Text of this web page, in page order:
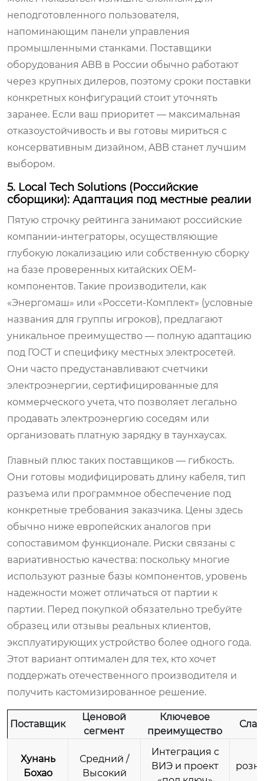
неподготовленного пользователя,
напоминающим панели управления
промышленными станками. Поставщики
оборудования ABB в России обычно работают
через крупных дилеров, поэтому сроки поставки
конкретных конфигураций стоит уточнять
заранее. Если ваш приоритет — максимальная
отказоустойчивость и вы готовы мириться с
консервативным дизайном, ABB станет лучшим
выбором.
5. Local Tech Solutions (Российские
сборщики): Адаптация под местные реалии
Пятую строчку рейтинга занимают российские
компании-интеграторы, осуществляющие
глубокую локализацию или собственную сборку
на базе проверенных китайских OEM-
компонентов. Такие производители, как
«Энергомаш» или «Россети-Комплект» (условные
названия для группы игроков), предлагают
уникальное преимущество — полную адаптацию
под ГОСТ и специфику местных электросетей.
Они часто предустанавливают счетчики
электроэнергии, сертифицированные для
коммерческого учета, что позволяет легально
продавать электроэнергию соседям или
организовать платную зарядку в таунхаусах.
Главный плюс таких поставщиков — гибкость.
Они готовы модифицировать длину кабеля, тип
разъема или программное обеспечение под
конкретные требования заказчика. Цены здесь
обычно ниже европейских аналогов при
сопоставимом функционале. Риски связаны с
вариативностью качества: поскольку многие
используют разные базы компонентов, уровень
надежности может отличаться от партии к
партии. Перед покупкой обязательно требуйте
образец или отзывы реальных клиентов,
эксплуатирующих устройство более одного года.
Этот вариант оптимален для тех, кто хочет
поддержать отечественного производителя и
получить кастомизированное решение.
Поставщик
Ценовой
сегмент
Ключевое
преимущество
Хунань
Бохао
Средний /
Высокий
Интеграция с
ВИЭ и проект